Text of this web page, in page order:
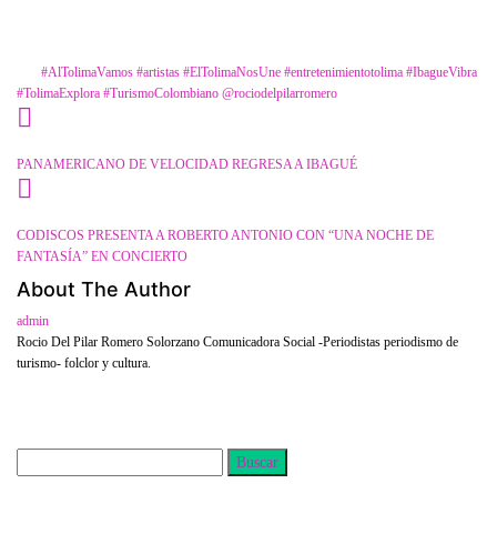
#AlTolimaVamos #artistas #ElTolimaNosUne #entretenimientotolima #IbagueVibra
#TolimaExplora #TurismoColombiano @rociodelpilarromero
PANAMERICANO DE VELOCIDAD REGRESA A IBAGUÉ
CODISCOS PRESENTA A ROBERTO ANTONIO CON “UNA NOCHE DE
FANTASÍA” EN CONCIERTO
About The Author
admin
Rocio Del Pilar Romero Solorzano Comunicadora Social -Periodistas periodismo de
turismo- folclor y cultura.